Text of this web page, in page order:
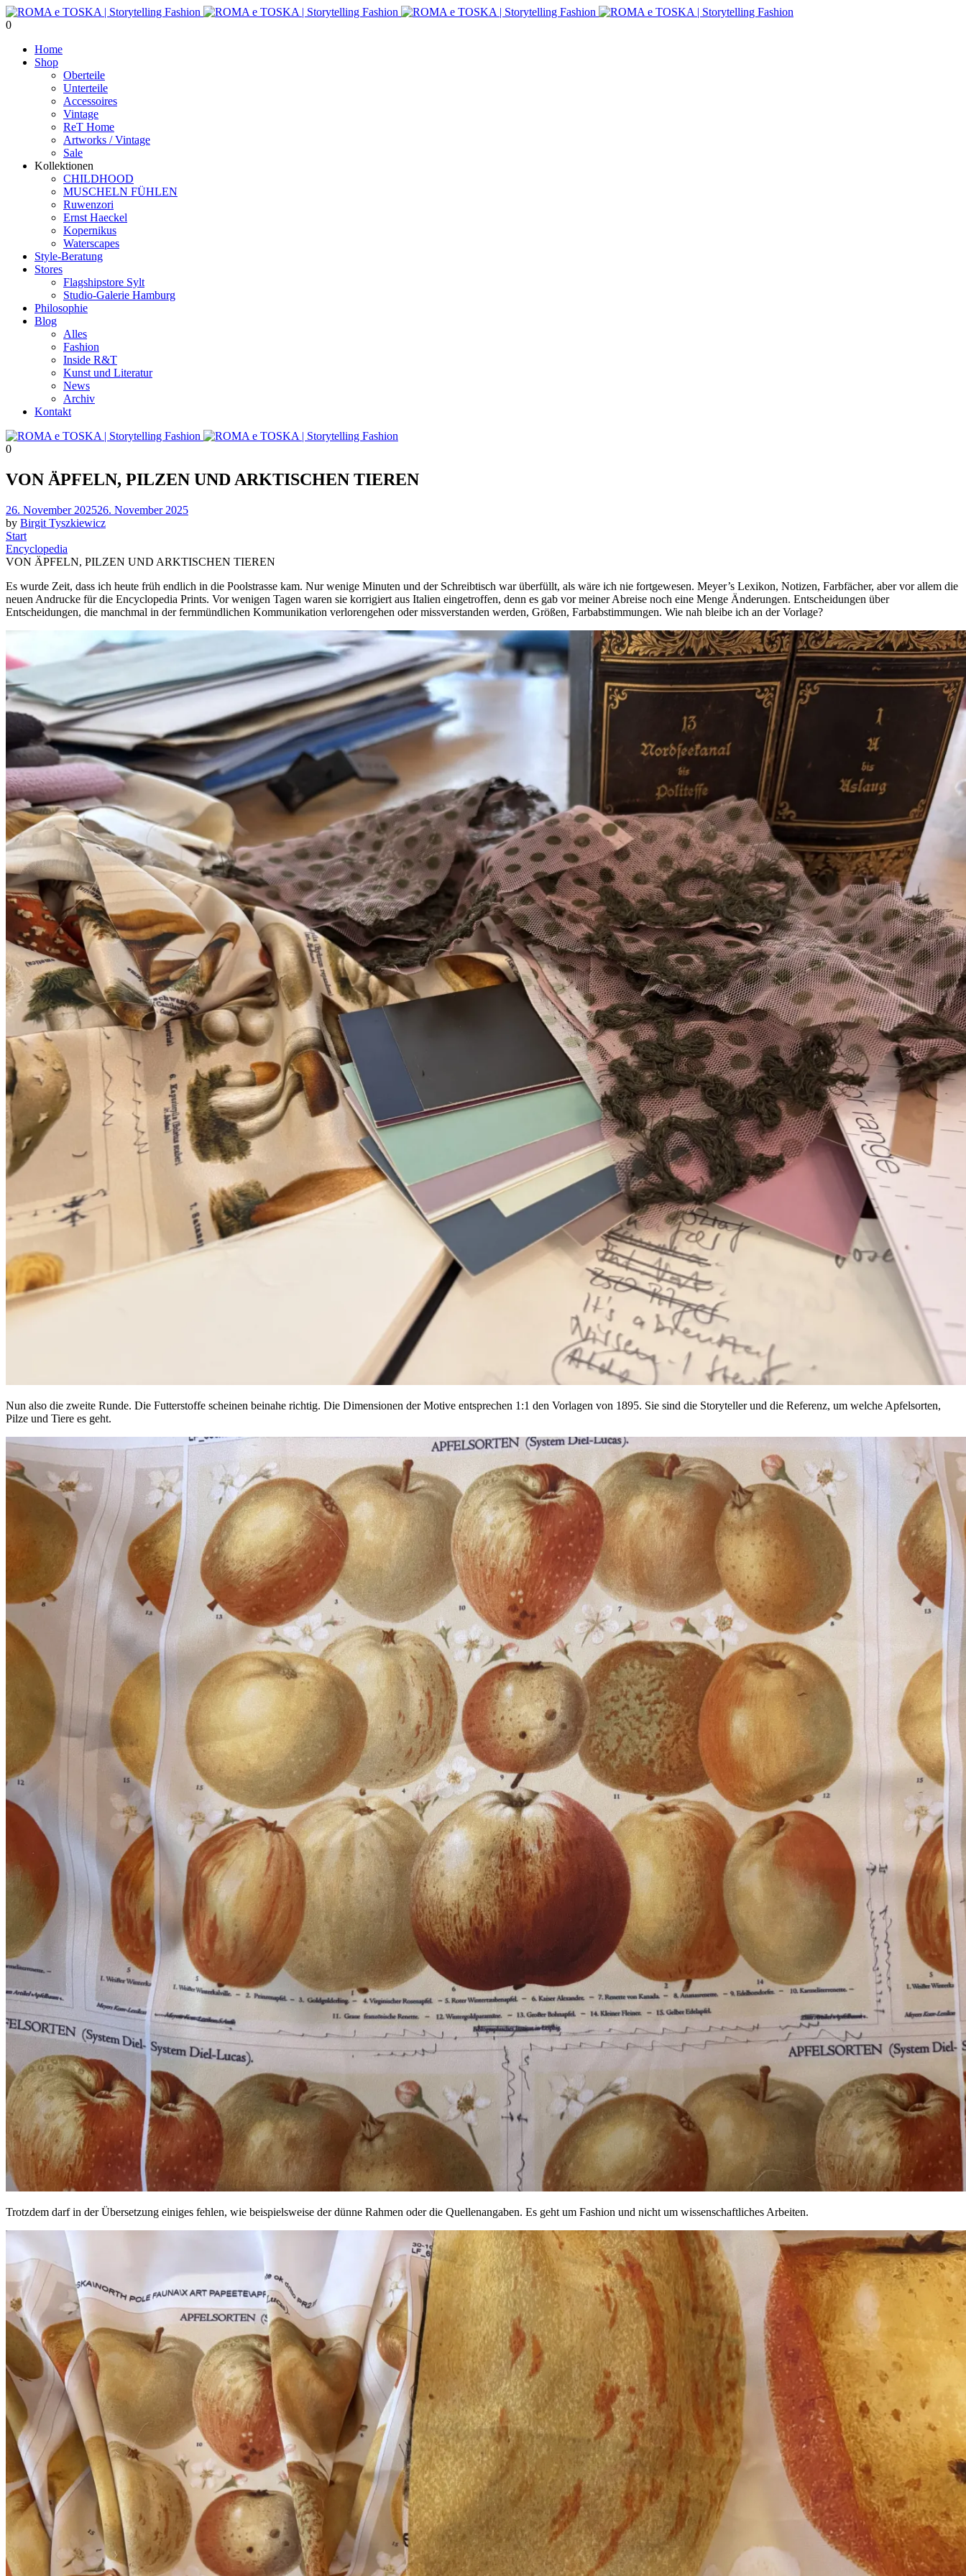
0
Home
Shop
Oberteile
Unterteile
Accessoires
Vintage
ReT Home
Artworks / Vintage
Sale
Kollektionen
CHILDHOOD
MUSCHELN FÜHLEN
Ruwenzori
Ernst Haeckel
Kopernikus
Waterscapes
Style-Beratung
Stores
Flagshipstore Sylt
Studio-Galerie Hamburg
Philosophie
Blog
Alles
Fashion
Inside R&T
Kunst und Literatur
News
Archiv
Kontakt
0
VON ÄPFELN, PILZEN UND ARKTISCHEN TIEREN
Posted
on
26. November 202526. November 2025
by Birgit Tyszkiewicz
Start
Encyclopedia
VON ÄPFELN, PILZEN UND ARKTISCHEN TIEREN
Es wurde Zeit, dass ich heute früh endlich in die Poolstrasse kam. Nur wenige Minuten und der Schreibtisch war überfüllt, als wäre ich nie fortgewesen. Meyer’s Lexikon, Notizen, Farbfächer, aber vor allem die
neuen Andrucke für die Encyclopedia Prints. Vor wenigen Tagen waren sie korrigiert aus Italien eingetroffen, denn es gab vor meiner Abreise noch eine Menge Änderungen. Entscheidungen über
Entscheidungen, die manchmal in der fernmündlichen Kommunikation verlorengehen oder missverstanden werden, Größen, Farbabstimmungen. Wie nah bleibe ich an der Vorlage?
Nun also die zweite Runde. Die Futterstoffe scheinen beinahe richtig. Die Dimensionen der Motive entsprechen 1:1 den Vorlagen von 1895. Sie sind die Storyteller und die Referenz, um welche Apfelsorten,
Pilze und Tiere es geht.
Trotzdem darf in der Übersetzung einiges fehlen, wie beispielsweise der dünne Rahmen oder die Quellenangaben. Es geht um Fashion und nicht um wissenschaftliches Arbeiten.